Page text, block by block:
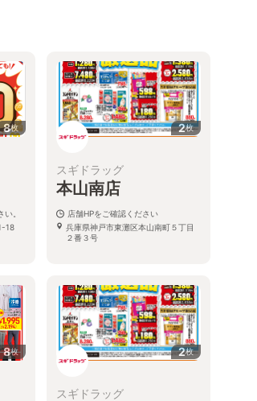
8枚
。
18
2枚
スギドラッグ
本山南店
店舗HPをご確認ください
兵庫県神戸市東灘区本山南町５丁目
２番３号
8枚 2枚
スギドラッグ